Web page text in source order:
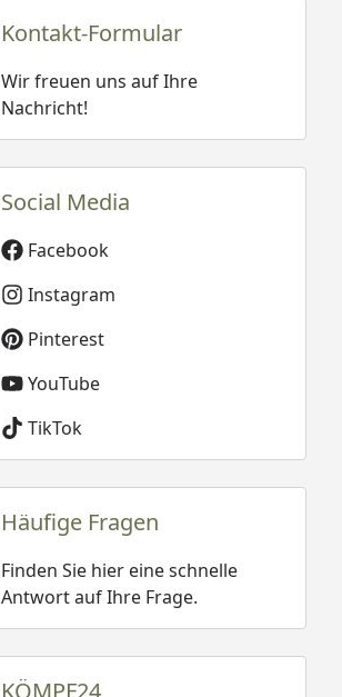
Kontakt-Formular
Wir freuen uns auf Ihre
Nachricht!
Social Media
Facebook
Instagram
Pinterest
YouTube
TikTok
Häufige Fragen
Finden Sie hier eine schnelle
Antwort auf Ihre Frage.
KÖMPF24